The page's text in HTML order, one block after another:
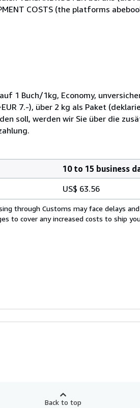
COSTS (the platforms
1 Buch/1kg, Economy,
7.-), über 2 kg als Paket
soll, werden wir Sie über die
10 to 15 business
US$ 63.56
through Customs may face delays
to cover any increased costs to ship
Back to top